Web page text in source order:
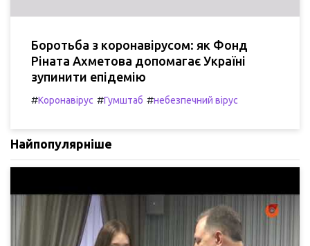
Боротьба з коронавірусом: як Фонд
Ріната Ахметова допомагає Україні
зупинити епідемію
#Коронавірус #Гумштаб #небезпечний вірус
Найпопулярніше